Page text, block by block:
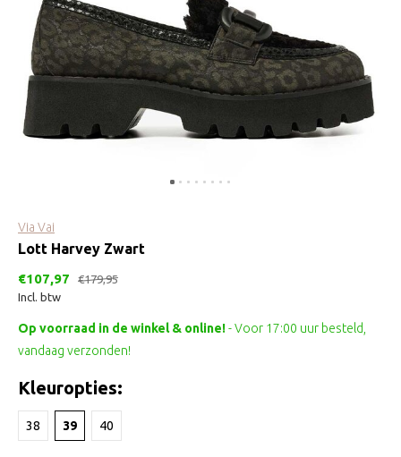
Via Vai
Lott Harvey Zwart
€107,97
€179,95
Incl. btw
Op voorraad in de winkel & online!- Voor 17:00 uur besteld,
vandaag verzonden!
Kleuropties:
38 39 40